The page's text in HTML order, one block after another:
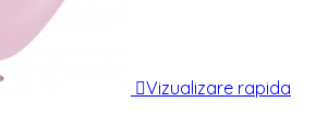
Vizualizare rapida